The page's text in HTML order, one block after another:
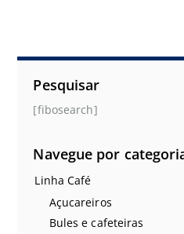
Pesquisar
[fibosearch]
Navegue por
Linha Café
Açucareiros
Bules e cafeteiras